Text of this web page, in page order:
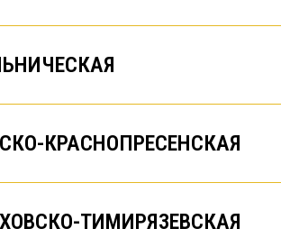
КРАСНОПРЕСЕНСКАЯ
ТИМИРЯЗЕВСКАЯ